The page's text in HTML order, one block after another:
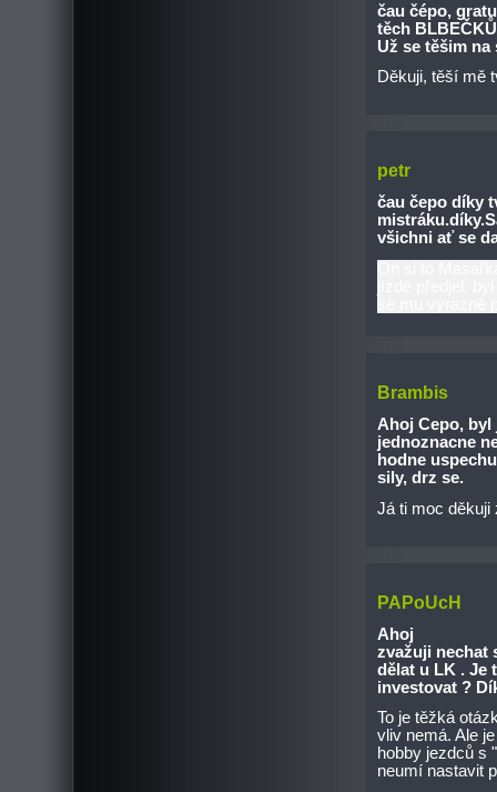
čau čépo,
těch
Už se těšim na
Děkuji, těší mě
petr
čau čepo díky
všichni ať se
Brambis
Ahoj Cepo, byl
jednoznacne
hodne
sily, drz se.
Já ti moc děkuji
PAPoUcH
Ahoj
zvažuji nechat
dělat u LK . Je
investovat ?
To je těžká
vliv nemá. Ale
hobby jezdců s
neumí nastavit